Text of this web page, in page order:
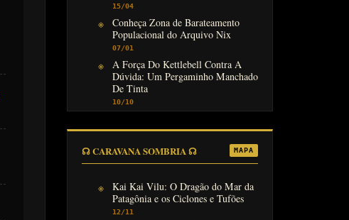
15/04
Conheça Zona de Barateamento
Populacional do Arquivo Nix
07/01
A Força Do Kettlebell Contra A
Dúvida: Um Pergaminho Manchado
De Tinta
10/10
☊ CARAVANA SOMBRIA ☊ MAPA
Kai Kai Vilu: O Dragão do Mar da
Patagônia e os Ciclones e Tufões
12/11